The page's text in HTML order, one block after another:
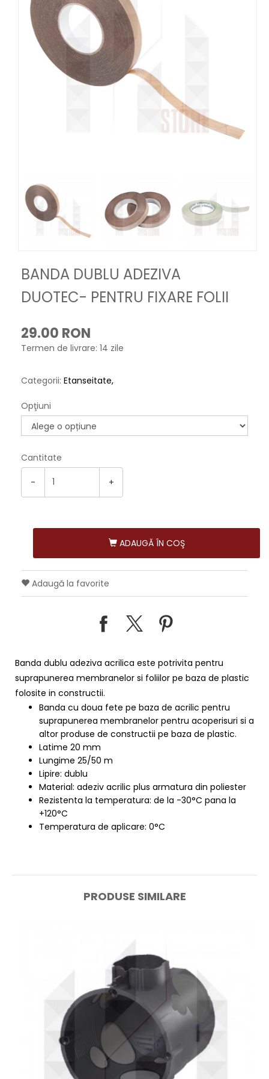
BANDA DUBLU ADEZIVA
DUOTEC- PENTRU FIXARE FOLII
29.00 RON
Termen de livrare: 14 zile
Categorii: Etanseitate
Opţiuni
Cantitate
- +
ADAUGĂ ÎN COŞ
Adaugă la favorite
Banda dublu adeziva acrilica este potrivita pentru
suprapunerea membranelor si foliilor pe baza de plastic
folosite in constructii.
Banda cu doua fete pe baza de acrilic pentru
suprapunerea membranelor pentru acoperisuri si a
altor produse de constructii pe baza de plastic.
Latime 20 mm
Lungime 25/50 m
Lipire: dublu
Material: adeziv acrilic plus armatura din poliester
Rezistenta la temperatura: de la -30°C pana la
+120°C
Temperatura de aplicare: 0°C
PRODUSE SIMILARE